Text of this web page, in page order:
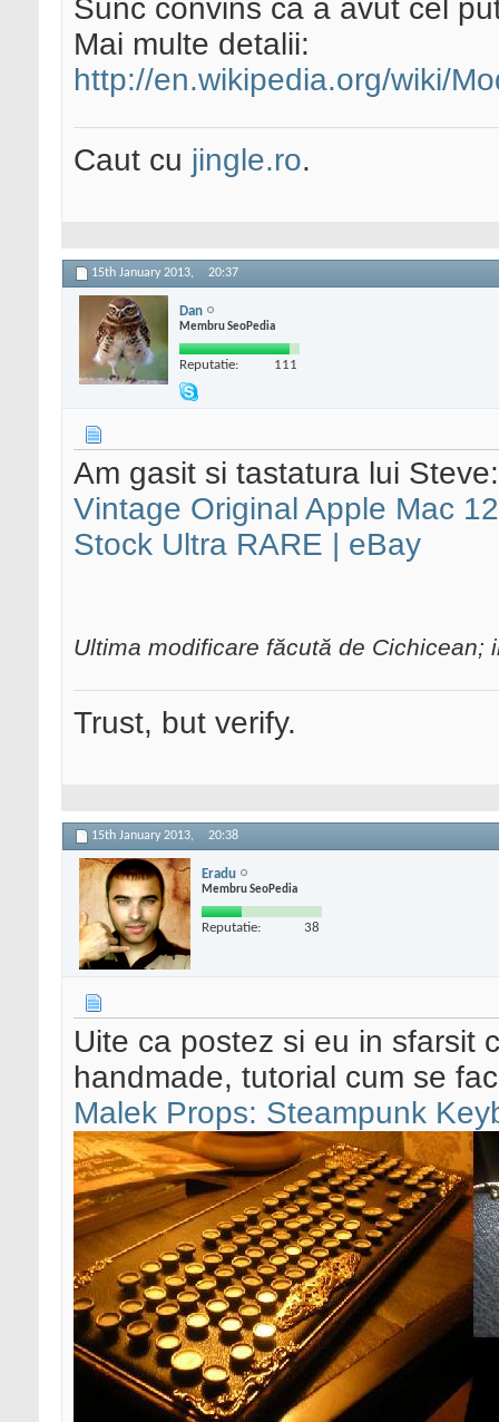
Sunc convins ca a avut cel
Mai multe detalii:
http://en.wikipedia.org/wiki/
Caut cu jingle.ro.
15th January 2013, 20:37
Dan
Membru SeoPedia
Reputatie: 111
Am gasit si tastatura lui Steve:
Vintage Original Apple Mac
Stock Ultra RARE | eBay
Ultima modificare făcută de Cichicean;
Trust, but verify.
15th January 2013, 20:38
Eradu
Membru SeoPedia
Reputatie: 38
Uite ca postez si eu in sfarsit
handmade, tutorial cum se
Malek Props: Steampunk